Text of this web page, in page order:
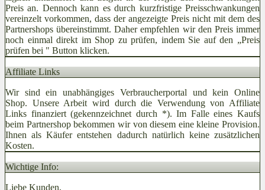
Preis an. Dennoch kann es durch kurzfristige Preisschwankungen
vereinzelt vorkommen, dass der angezeigte Preis nicht mit dem des
Partnershops übereinstimmt. Daher empfehlen wir den Preis immer
noch einmal direkt im Shop zu prüfen, indem Sie auf den „Preis
prüfen bei " Button klicken.
Affiliate Links
Wir sind ein unabhängiges Verbraucherportal und kein Online
Shop. Unsere Arbeit wird durch die Verwendung von Affiliate
Links finanziert (gekennzeichnet durch *). Im Falle eines Kaufs
beim Partnershop bekommen wir von diesem eine kleine Provision.
Ihnen als Käufer entstehen dadurch natürlich keine zusätzlichen
Kosten.
Wichtige Info:
Liebe Kunden,